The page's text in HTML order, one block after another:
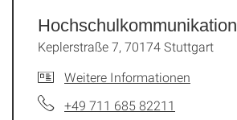
Hochschul­kommunikation
Keplerstraße 7, 70174 Stuttgart
Weitere Informationen
+49 711 685 82211